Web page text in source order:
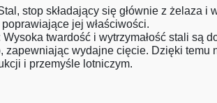
stop składający się głównie z żelaza i
jej właściwości.
Wysoka twardość i wytrzymałość stali są
zapewniając wydajne cięcie. Dzięki temu
i przemyśle lotniczym.